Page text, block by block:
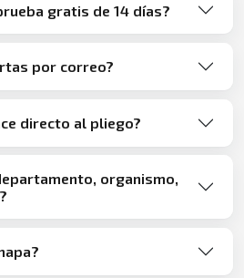
gratis de 14 días?
por correo?
directo al pliego?
organismo,